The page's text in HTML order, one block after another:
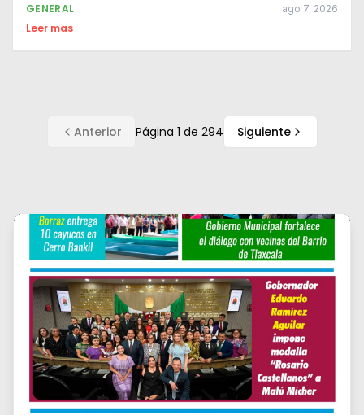
GENERAL ago 7, 2026
Leer mas
Anterior Página 1 de 294 Siguiente